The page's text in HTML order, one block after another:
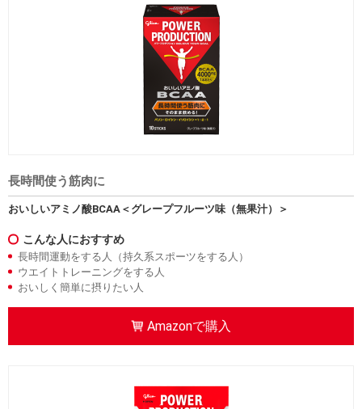
長時間使う筋肉に
おいしいアミノ酸BCAA＜グレープフルーツ味（無果汁）＞
こんな人におすすめ
長時間運動をする人（持久系スポーツをする人）
ウエイトトレーニングをする人
おいしく簡単に摂りたい人
Amazonで購入
クーポンコードをコピーしました
powerpro2306